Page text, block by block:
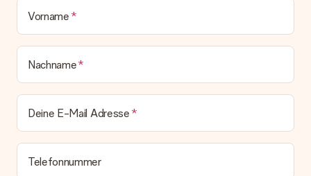
Geschenk also direkt beim Empfänger liefern lassen und es
bleibt eine echte Überraschung!
Vorname
Nachname
Deine E-Mail Adresse
Telefonnummer